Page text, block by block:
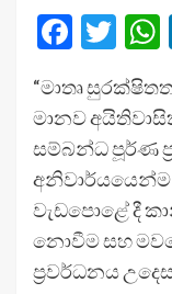
“මාතෘ
මානව
සම්බන්ධ පූර්ණ
වැඩපොළේ දී
නොවීම සහ
ප්‍රවර්ධනය